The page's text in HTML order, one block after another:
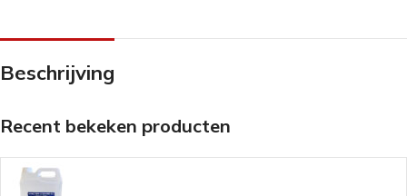
Beschrijving
Recent bekeken producten